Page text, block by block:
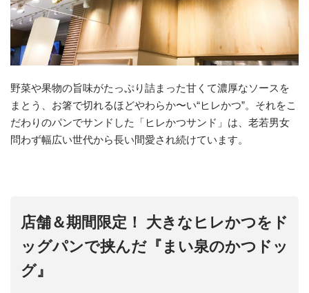
野菜や果物の旨味がたっぷり詰まった甘くて濃厚なソースを
まとう、お箸で切れるほどやわらか〜い“ヒレかつ”。それをこ
だわりのパンでサンドした「ヒレかつサンド」は、老若男女
問わず幅広い世代から長い間愛され続けています。
店舗＆期間限定！ 大きなヒレかつをド
ッグパンで挟んだ『まい泉のかつドッ
グ』